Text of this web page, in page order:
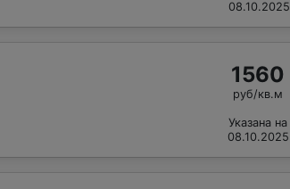
08.10.2025
1560
руб/кв.м
Указана на
08.10.2025